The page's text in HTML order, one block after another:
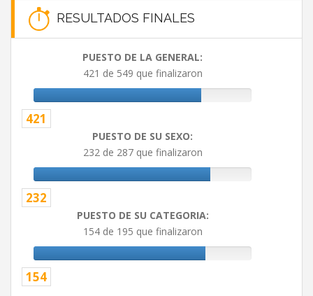
RESULTADOS FINALES
PUESTO DE LA GENERAL:
421 de 549 que finalizaron
421
PUESTO DE SU SEXO:
232 de 287 que finalizaron
232
PUESTO DE SU CATEGORIA:
154 de 195 que finalizaron
154